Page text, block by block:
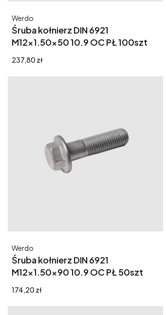
Śruba kołnierz DIN 6921
M12x1.50x50 10.9 OC PŁ 100szt
Producent
Werdo
Cena
237,80 zł
Śruba kołnierz DIN 6921
M12x1.50x90 10.9 OC PŁ 50szt
Producent
Werdo
Cena
174,20 zł